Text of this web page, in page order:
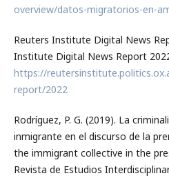
overview/datos-migratorios-en-
Reuters Institute Digital News
Institute Digital News Report
https://
report/2022
Rodríguez, P. G. (2019). La
inmigrante en el discurso de la
the immigrant collective in the
Revista de Estudios